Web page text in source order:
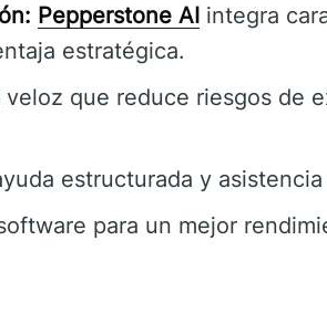
Pepperstone AI integra
estratégica.
veloz que reduce riesgos de
estructurada y
para un mejor